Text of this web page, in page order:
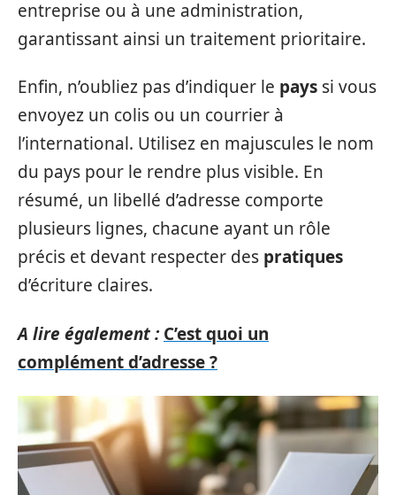
entreprise ou à une administration,
garantissant ainsi un traitement prioritaire.
Enfin, n’oubliez pas d’indiquer le pays si vous
envoyez un colis ou un courrier à
l’international. Utilisez en majuscules le nom
du pays pour le rendre plus visible. En
résumé, un libellé d’adresse comporte
plusieurs lignes, chacune ayant un rôle
précis et devant respecter des pratiques
d’écriture claires.
A lire également : C’est quoi un
complément d’adresse ?